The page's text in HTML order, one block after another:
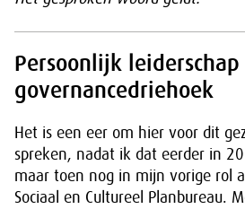
Persoonlijk
governancedriehoek
Het is een eer om hier voor dit
spreken, nadat ik dat eerder in
maar toen nog in mijn vorige rol
Sociaal en Cultureel Planbureau.